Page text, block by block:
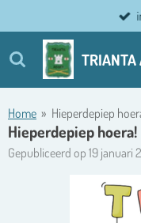
direct
naar
hoofdinhoud
TRIANTA
Home » Hieperdepiep
Hieperdepiep hoera!
Gepubliceerd op 19 januari